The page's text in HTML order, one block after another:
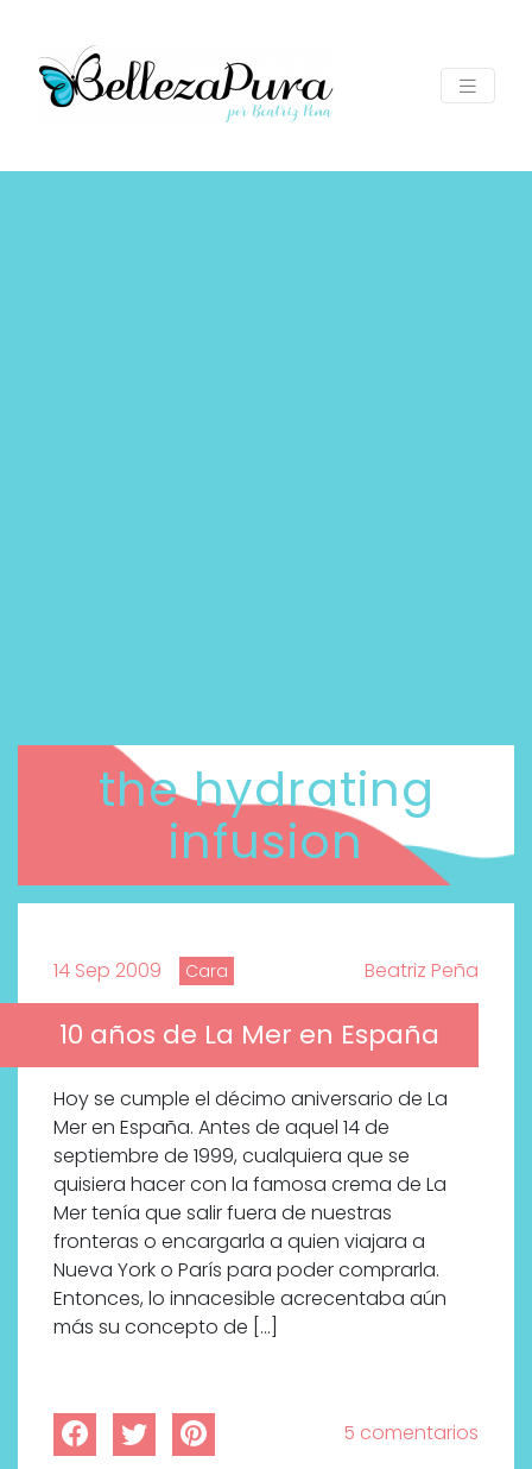
the hydrating
infusion
14 Sep 2009 Cara Beatriz Peña
10 años de La Mer en España
Hoy se cumple el décimo aniversario de La
Mer en España. Antes de aquel 14 de
septiembre de 1999, cualquiera que se
quisiera hacer con la famosa crema de La
Mer tenía que salir fuera de nuestras
fronteras o encargarla a quien viajara a
Nueva York o París para poder comprarla.
Entonces, lo innacesible acrecentaba aún
más su concepto de […]
5 comentarios